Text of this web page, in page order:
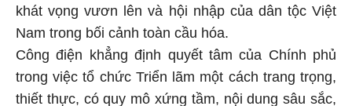
khát vọng vươn lên và hội nhập của dân tộc Việt
Nam trong bối cảnh toàn cầu hóa.
Công điện khẳng định quyết tâm của Chính phủ
trong việc tổ chức Triển lãm một cách trang trọng,
thiết thực, có quy mô xứng tầm, nội dung sâu sắc,